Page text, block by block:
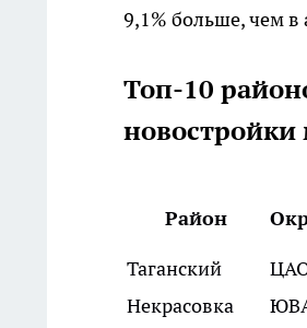
9,1% больше, чем в
Топ-10
новостройки
Район
Таганский
Некрасовка